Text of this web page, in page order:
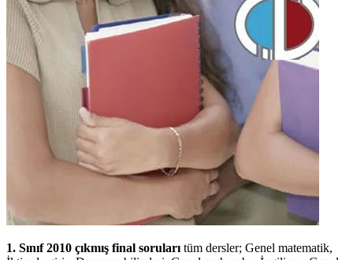
1. Sınıf 2010 çıkmış final soruları tüm dersler; Genel matematik,